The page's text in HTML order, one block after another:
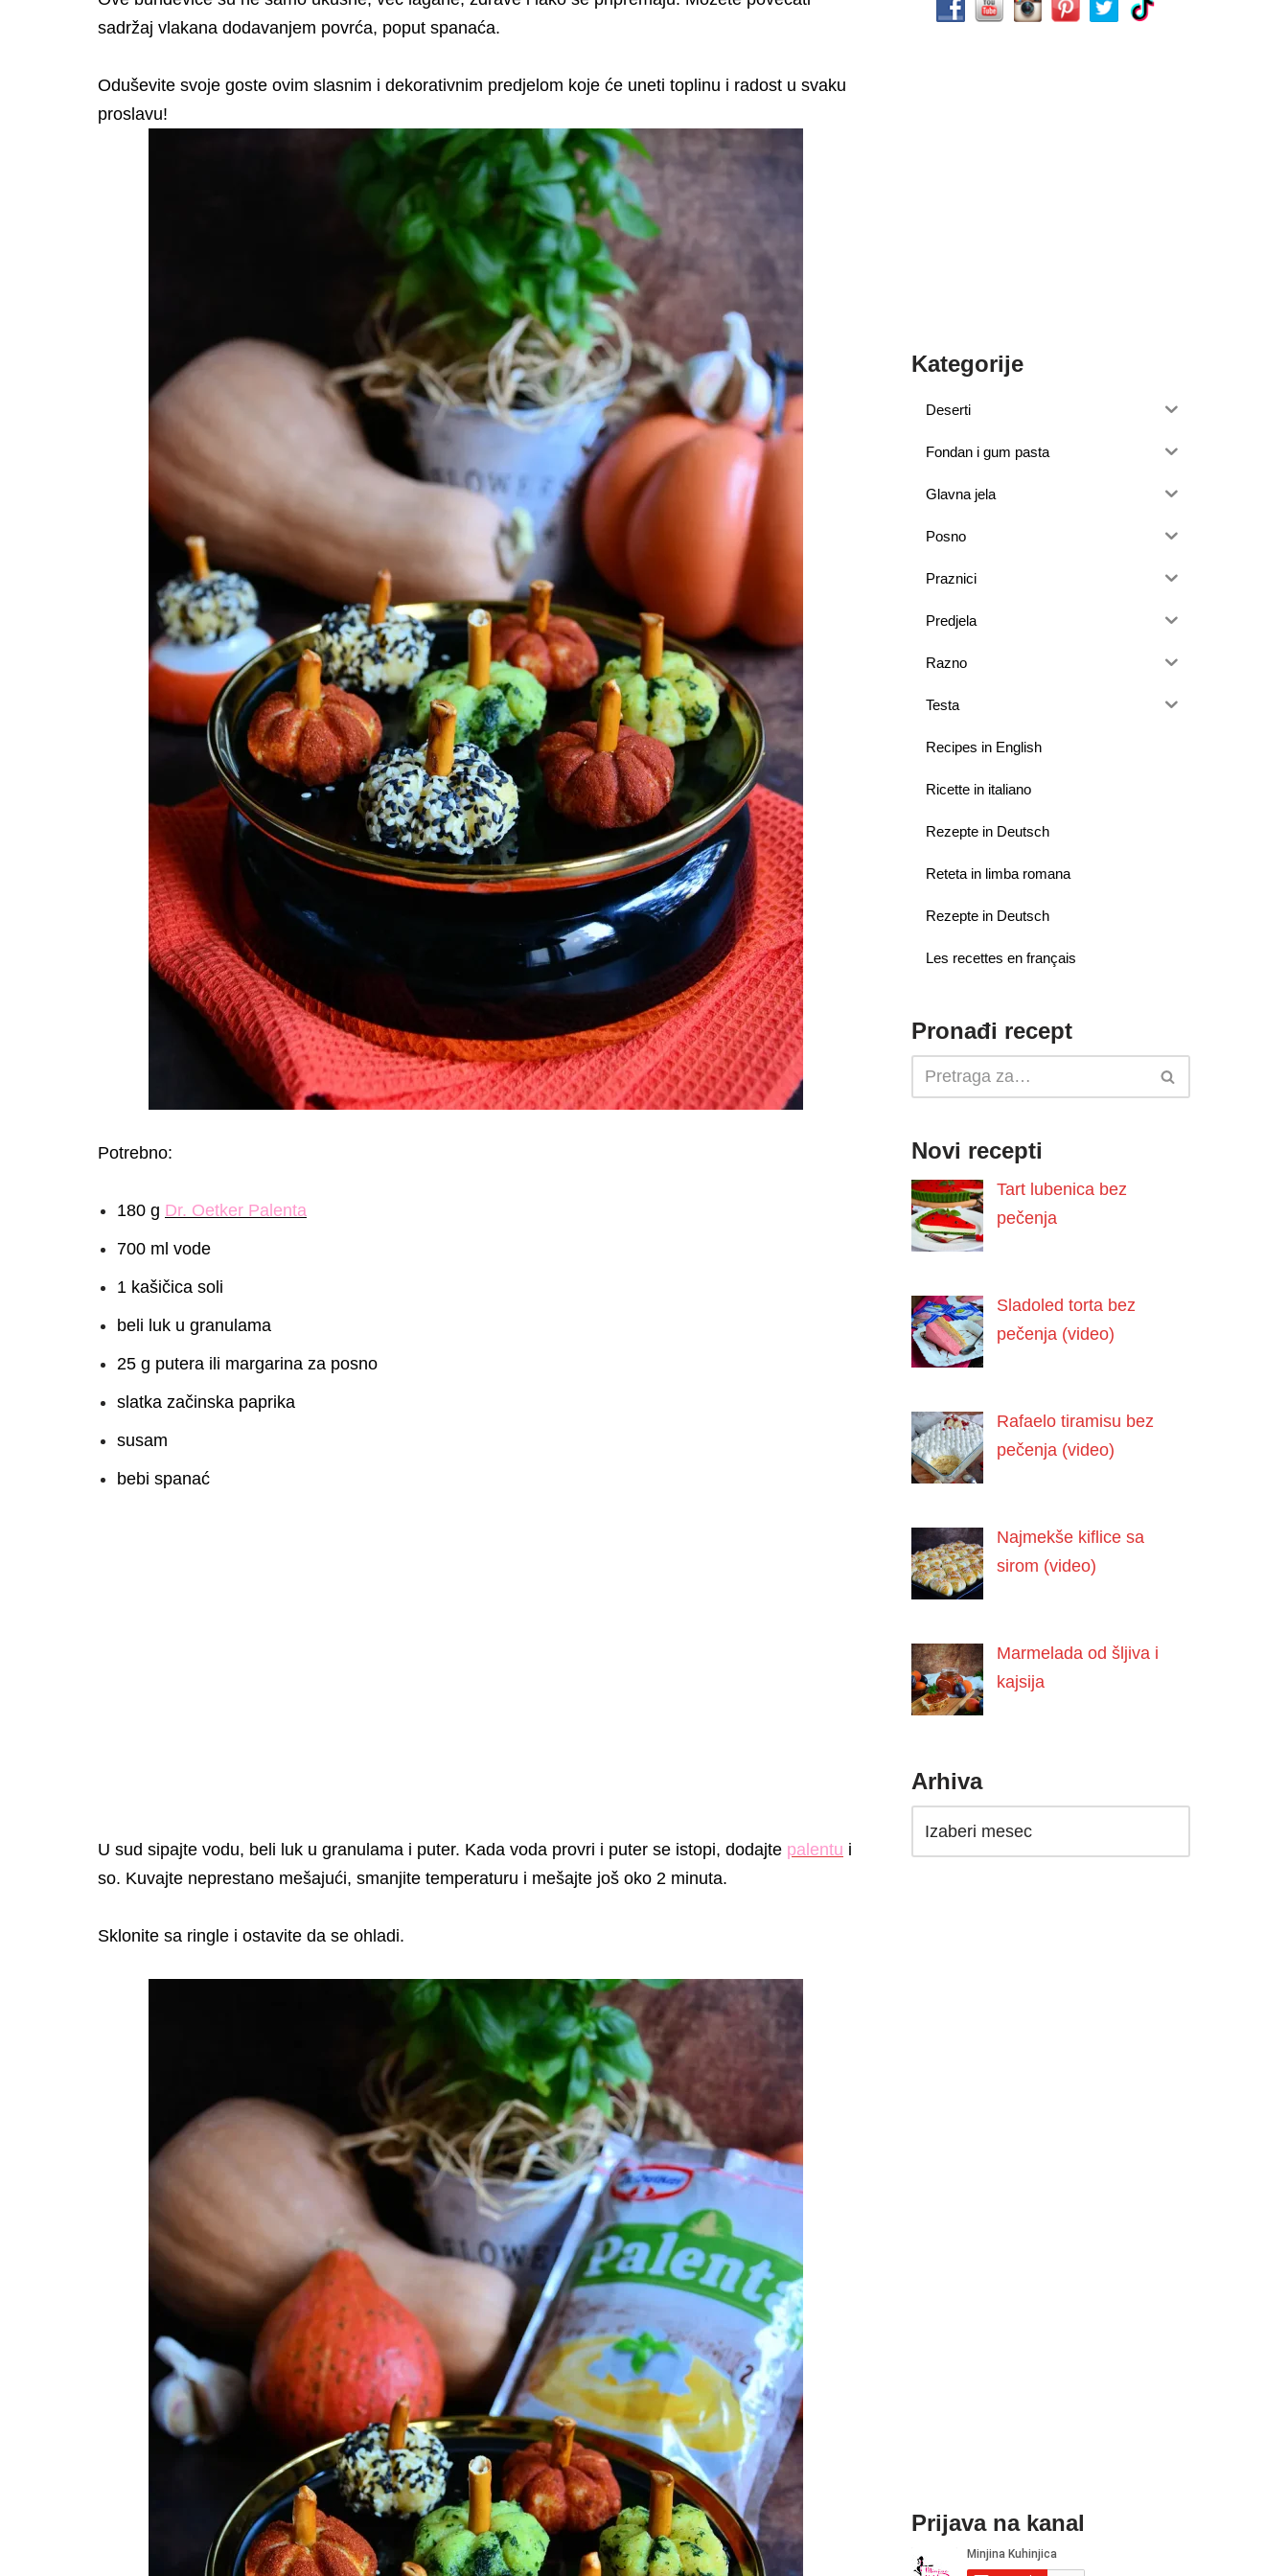
sadržaj vlakana dodavanjem povrća, poput spanaća.
Oduševite svoje goste ovim slasnim i dekorativnim predjelom koje će uneti toplinu i radost u svaku
proslavu!
Potrebno:
180 g Dr. Oetker Palenta
700 ml vode
1 kašičica soli
beli luk u granulama
25 g putera ili margarina za posno
slatka začinska paprika
susam
bebi spanać
U sud sipajte vodu, beli luk u granulama i puter. Kada voda provri i puter se istopi, dodajte palentu i
so. Kuvajte neprestano mešajući, smanjite temperaturu i mešajte još oko 2 minuta.
Sklonite sa ringle i ostavite da se ohladi.
Kategorije
Deserti
Fondan i gum pasta
Glavna jela
Posno
Praznici
Predjela
Razno
Testa
Recipes in English
Ricette in italiano
Rezepte in Deutsch
Reteta in limba romana
Rezepte in Deutsch
Les recettes en français
Pronađi recept
Novi recepti
Tart lubenica bez
pečenja
Sladoled torta bez
pečenja (video)
Rafaelo tiramisu bez
pečenja (video)
Najmekše kiflice sa
sirom (video)
Marmelada od šljiva i
kajsija
Arhiva
Prijava na kanal